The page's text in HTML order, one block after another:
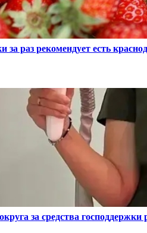
за раз рекомендует есть
за средства господдержки